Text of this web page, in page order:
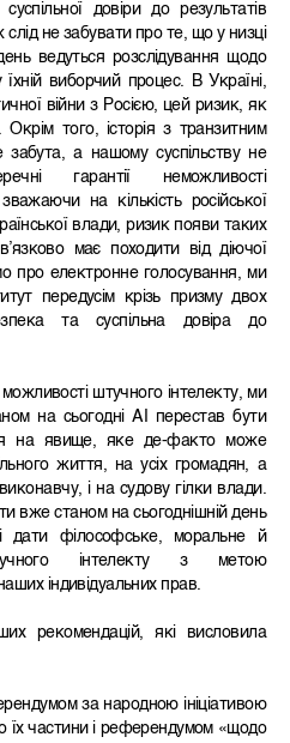
довіри до результатів
не забувати про те, що у низці
ведуться розслідування щодо
виборчий процес. В Україні,
війни з Росією, цей ризик, як
того, історія з транзитним
а нашому суспільству не
гарантії неможливості
на кількість російської
влади, ризик появи таких
має походити від діючої
про електронне голосування, ми
передусім крізь призму двох
та суспільна довіра до
штучного інтелекту, ми
на сьогодні АІ перестав бути
на явище, яке де-факто може
життя, на усіх громадян, а
і на судову гілки влади.
вже станом на сьогоднішній день
дати філософське, моральне й
інтелекту з метою
індивідуальних прав.
рекомендацій, які висловила
за народною ініціативою
їх частини і референдумом «щодо